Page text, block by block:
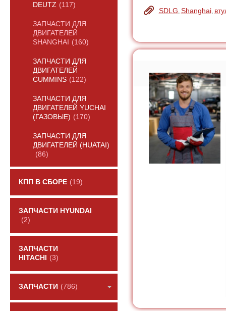
DEUTZ (117)
ЗАПЧАСТИ ДЛЯ
ДВИГАТЕЛЕЙ
SHANGHAI
(160)
ЗАПЧАСТИ ДЛЯ
ДВИГАТЕЛЕЙ
CUMMINS (122)
ЗАПЧАСТИ ДЛЯ
ДВИГАТЕЛЕЙ YUCHAI
(ГАЗОВЫЕ) (170)
ЗАПЧАСТИ ДЛЯ
ДВИГАТЕЛЕЙ (HUATAI)
(86)
КПП В СБОРЕ (19)
ЗАПЧАСТИ HYUNDAI
(2)
ЗАПЧАСТИ
HITACHI
(3)
ЗАПЧАСТИ (786)
SDLG Shanghai,